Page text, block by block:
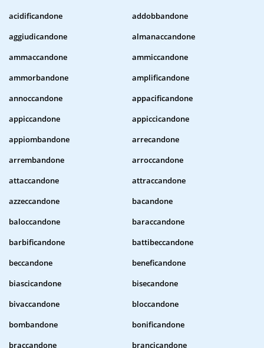
acidificandone
addobbandone
aggiudicandone
almanaccandone
ammaccandone
ammiccandone
ammorbandone
amplificandone
annoccandone
appacificandone
appiccandone
appiccicandone
appiombandone
arrecandone
arrembandone
arroccandone
attaccandone
attraccandone
azzeccandone
bacandone
baloccandone
baraccandone
barbificandone
battibeccandone
beccandone
beneficandone
biascicandone
bisecandone
bivaccandone
bloccandone
bombandone
bonificandone
braccandone
brancicandone